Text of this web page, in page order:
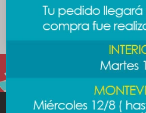
Puzzle Escandalosos
100pcs - diseño 1
MINISO